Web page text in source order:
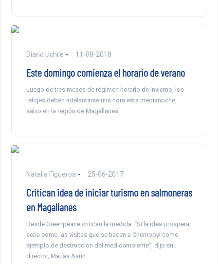
Diario Uchile 11-08-2018
Este domingo comienza el horario de verano
Luego de tres meses de régimen horario de invierno, los
relojes deben adelantarse una hora esta medianoche,
salvo en la región de Magallanes.
Natalia Figueroa 25-06-2017
Critican idea de iniciar turismo en salmoneras
en Magallanes
Desde Greenpeace critican la medida: “Si la idea prospera,
sería como las visitas que se hacen a Chernobyl como
ejemplo de destrucción del medioambiente”, dijo su
director, Matías Asún.